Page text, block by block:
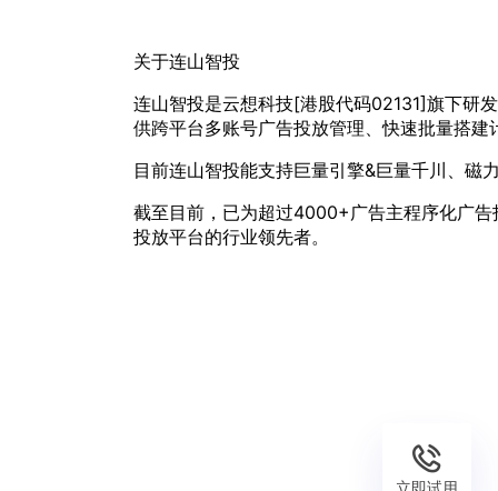
关于连山智投
连山智投是云想科技[港股代码02131]旗下研
供跨平台多账号广告投放管理、快速批量搭
目前连山智投能支持巨量引擎&巨量千川、磁
截至目前，已为超过4000+广告主程序化广
投放平台的行业领先者。